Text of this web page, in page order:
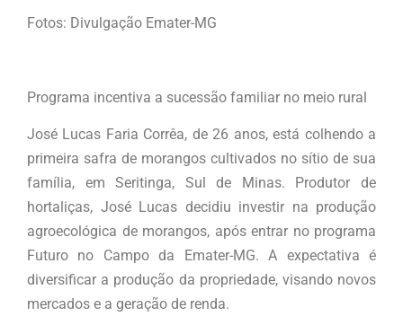
Fotos: Divulgação Emater-MG
Programa incentiva a sucessão familiar no meio rural
José Lucas Faria Corrêa, de 26 anos, está colhendo a
primeira safra de morangos cultivados no sítio de sua
família, em Seritinga, Sul de Minas. Produtor de
hortaliças, José Lucas decidiu investir na produção
agroecológica de morangos, após entrar no programa
Futuro no Campo da Emater-MG. A expectativa é
diversificar a produção da propriedade, visando novos
mercados e a geração de renda.